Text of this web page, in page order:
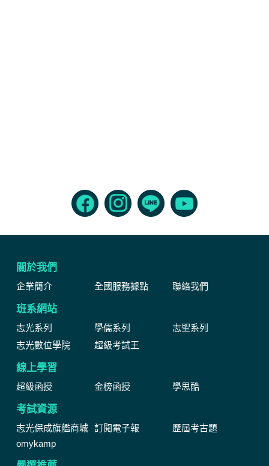
關於我們
企業簡介 全國服務據點 聯絡我們
班系網站
志光系列 學儒系列
志聖系列
志光數位學院
超級考試王
線上學習
超級函授 金榜函授 學思酷
考試資源
志光保成旗艦商城 訂閱電子報
歷屆考古題
omykamp